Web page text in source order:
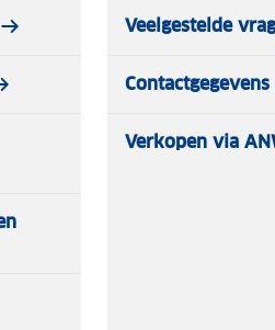
Veelgestelde
Contactgegevens
Verkopen via